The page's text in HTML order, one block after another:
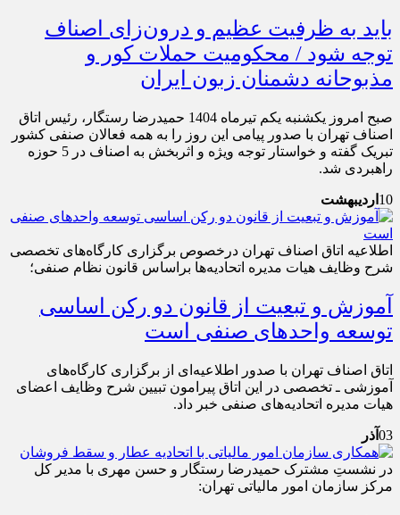
باید به ظرفیت عظیم و درون‌زای اصناف
توجه شود / محکومیت حملات کور و
مذبوحانه دشمنان زبون ایران
صبح امروز یکشنبه یکم تیرماه 1404 حمیدرضا رستگار، رئیس اتاق
اصناف تهران با صدور پیامی این روز را به همه فعالان صنفی کشور
تبریک گفته و خواستار توجه ویژه و اثربخش به اصناف در 5 حوزه
راهبردی شد.
10 اردیبهشت
اطلاعیه اتاق اصناف تهران درخصوص برگزاری کارگاه‌های تخصصی
شرح وظایف هیات مدیره اتحادیه‌ها براساس قانون نظام صنفی؛
آموزش و تبعیت از قانون دو رکن اساسی
توسعه واحدهای صنفی است
اتاق اصناف تهران با صدور اطلاعیه‌ای از برگزاری کارگاه‌های
آموزشی ـ تخصصی در این اتاق پیرامون تبیین شرح وظایف اعضای
هیات مدیره اتحادیه‌های صنفی خبر داد.
03 آذر
در نشستِ مشترک حمیدرضا رستگار و حسن مهری با مدیر کل
مرکز سازمان امور مالیاتی تهران: